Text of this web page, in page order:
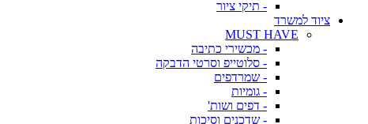
- תיקי ציור
ציוד למשרד
MUST HAVE
- מכשירי כתיבה
- סלוטייפ וסרטי הדבקה
- שמרדפים
- גומיות
- דפים ושות'
- שדכנים וסיכות